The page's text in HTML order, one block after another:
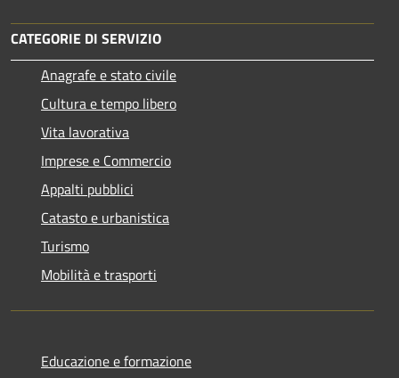
CATEGORIE DI SERVIZIO
Anagrafe e stato civile
Cultura e tempo libero
Vita lavorativa
Imprese e Commercio
Appalti pubblici
Catasto e urbanistica
Turismo
Mobilità e trasporti
Educazione e formazione